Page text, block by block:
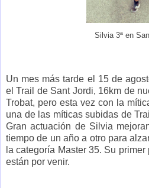
Silvia 3ª en
Un mes más tarde el 15 de
el Trail de Sant Jordi, 16km de
Trobat, pero esta vez con la
una de las míticas subidas de
Gran actuación de Silvia
tiempo de un año a otro para
la categoría Master 35. Su
están por venir.